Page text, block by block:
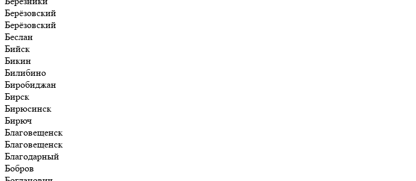
Берёзовский
Берёзовский
Беслан
Бийск
Бикин
Билибино
Биробиджан
Бирск
Бирюсинск
Бирюч
Благовещенск
Благовещенск
Благодарный
Бобров